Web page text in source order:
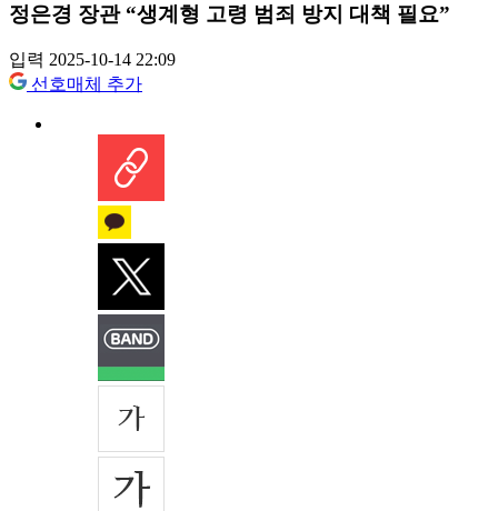
정은경 장관 “생계형 고령 범죄 방지 대책 필요”
입력 2025-10-14 22:09
선호매체 추가